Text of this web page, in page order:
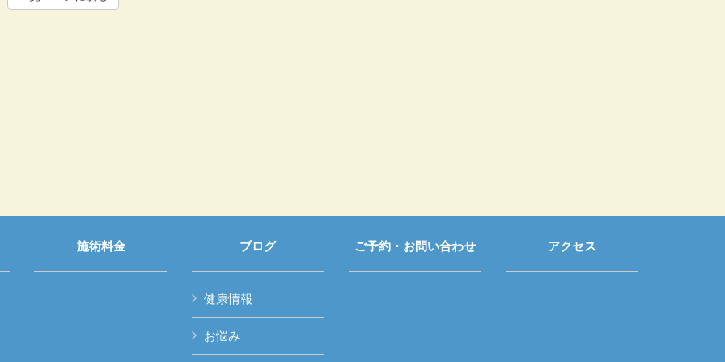
施術料金 ブログ
健康情報
お悩み
ご予約・お問い合わせ アクセス